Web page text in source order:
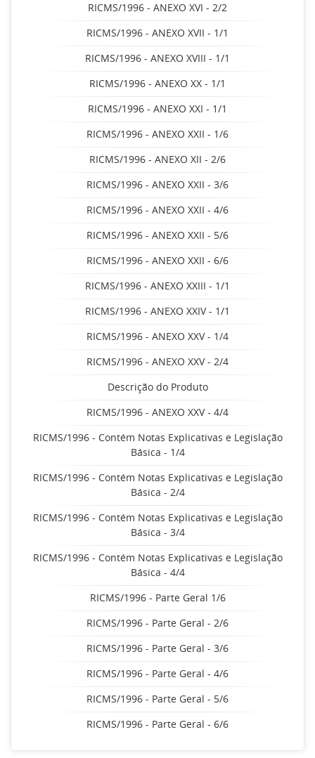
RICMS/1996 - ANEXO XVI - 2/2
RICMS/1996 - ANEXO XVII - 1/1
RICMS/1996 - ANEXO XVIII - 1/1
RICMS/1996 - ANEXO XX - 1/1
RICMS/1996 - ANEXO XXI - 1/1
RICMS/1996 - ANEXO XXII - 1/6
RICMS/1996 - ANEXO XII - 2/6
RICMS/1996 - ANEXO XXII - 3/6
RICMS/1996 - ANEXO XXII - 4/6
RICMS/1996 - ANEXO XXII - 5/6
RICMS/1996 - ANEXO XXII - 6/6
RICMS/1996 - ANEXO XXIII - 1/1
RICMS/1996 - ANEXO XXIV - 1/1
RICMS/1996 - ANEXO XXV - 1/4
RICMS/1996 - ANEXO XXV - 2/4
Descrição do Produto
RICMS/1996 - ANEXO XXV - 4/4
RICMS/1996 - Contém Notas Explicativas e Legislação
Básica - 1/4
RICMS/1996 - Contém Notas Explicativas e Legislação
Básica - 2/4
RICMS/1996 - Contém Notas Explicativas e Legislação
Básica - 3/4
RICMS/1996 - Contém Notas Explicativas e Legislação
Básica - 4/4
RICMS/1996 - Parte Geral 1/6
RICMS/1996 - Parte Geral - 2/6
RICMS/1996 - Parte Geral - 3/6
RICMS/1996 - Parte Geral - 4/6
RICMS/1996 - Parte Geral - 5/6
RICMS/1996 - Parte Geral - 6/6